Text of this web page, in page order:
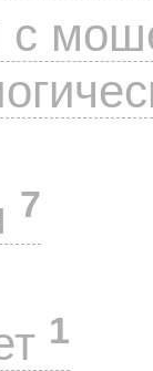
с
7
1